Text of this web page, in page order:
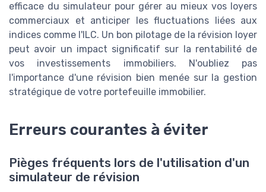
efficace du simulateur pour gérer au mieux vos loyers
commerciaux et anticiper les fluctuations liées aux
indices comme l'ILC. Un bon pilotage de la révision loyer
peut avoir un impact significatif sur la rentabilité de
vos investissements immobiliers. N'oubliez pas
l'importance d'une révision bien menée sur la gestion
stratégique de votre portefeuille immobilier.
Erreurs courantes à éviter
Pièges fréquents lors de l'utilisation d'un
simulateur de révision